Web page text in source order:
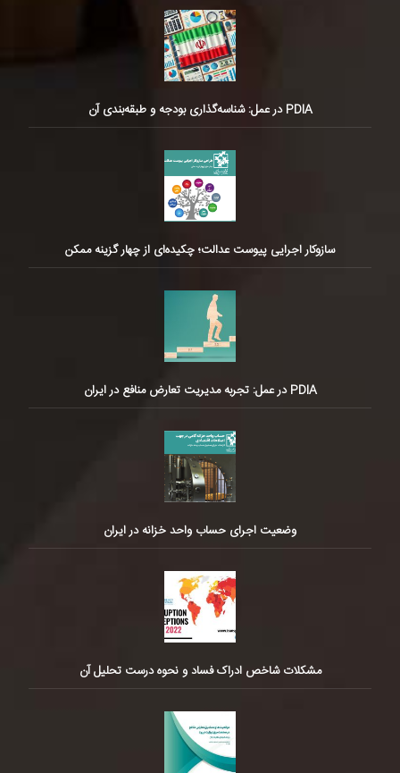
PDIA در عمل: شناسه‌گذاری بودجه و طبقه‌بندی آن
سازوکار اجرایی پیوست عدالت؛ چکیده‌ای از چهار گزینه ممکن
PDIA در عمل: تجربه مدیریت تعارض منافع در ایران
وضعیت اجرای حساب واحد خزانه در ایران
مشکلات شاخص ادراک فساد و نحوه درست تحلیل آن